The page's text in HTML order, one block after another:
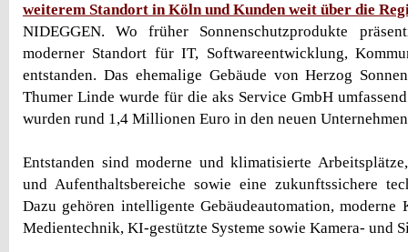
weiterem Standort in Köln und Kunden weit über die
NIDEGGEN. Wo früher Sonnenschutzprodukte
moderner Standort für IT, Softwareentwicklung,
entstanden. Das ehemalige Gebäude von Herzog
Thumer Linde wurde für die aks Service GmbH
wurden rund 1,4 Millionen Euro in den neuen
Entstanden sind moderne und klimatisierte
und Aufenthaltsbereiche sowie eine zukunftssichere
Dazu gehören intelligente Gebäudeautomation, moderne
Medientechnik, KI-gestützte Systeme sowie Kamera- und